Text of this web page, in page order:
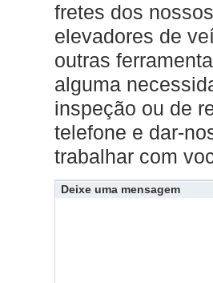
fretes dos
elevadores de
outras
alguma
inspeção ou de
telefone e dar-
trabalhar com
Deixe uma mensagem